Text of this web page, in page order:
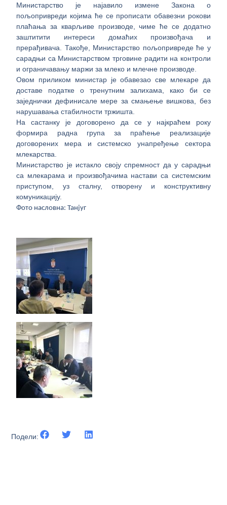
Министарство је најавило измене Закона о
пољопривреди којима ће се прописати обавезни рокови
плаћања за кварљиве производе, чиме ће се додатно
заштитити интереси домаћих произвођача и
прерађивача. Такође, Министарство пољопривреде ће у
сарадњи са Министарством трговине радити на контроли
и ограничавању маржи за млеко и млечне производе.
Овом приликом министар је обавезао све млекаре да
доставе податке о тренутним залихама, како би се
заједнички дефинисале мере за смањење вишкова, без
нарушавања стабилности тржишта.
На састанку је договорено да се у најкраћем року
формира радна група за праћење реализације
договорених мера и системско унапређење сектора
млекарства.
Министарство је истакло своју спремност да у сарадњи
са млекарама и произвођачима настави са системским
приступом, уз сталну, отворену и конструктивну
комуникацију.
Фото насловна: Танјуг
Подели: